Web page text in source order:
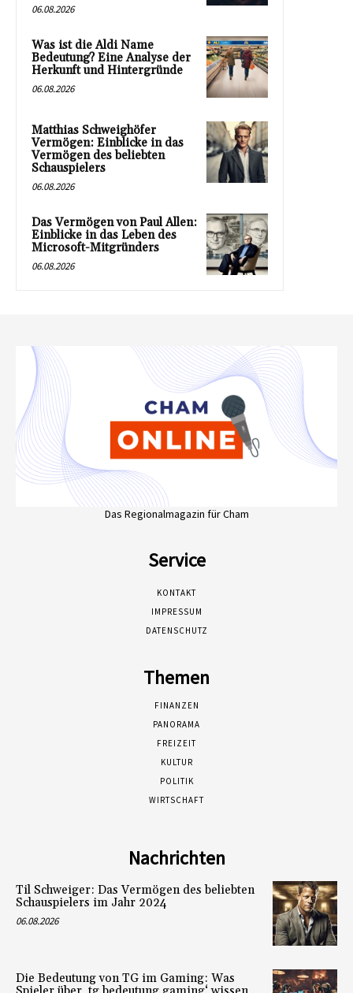
06.08.2026
Was ist die Aldi Name
Bedeutung? Eine Analyse der
Herkunft und Hintergründe
06.08.2026
Matthias Schweighöfer
Vermögen: Einblicke in das
Vermögen des beliebten
Schauspielers
06.08.2026
Das Vermögen von Paul Allen:
Einblicke in das Leben des
Microsoft-Mitgründers
06.08.2026
Das Regionalmagazin für Cham
Service
KONTAKT
IMPRESSUM
DATENSCHUTZ
Themen
FINANZEN
PANORAMA
FREIZEIT
KULTUR
POLITIK
WIRTSCHAFT
Nachrichten
Til Schweiger: Das Vermögen des beliebten
Schauspielers im Jahr 2024
06.08.2026
Die Bedeutung von TG im Gaming: Was